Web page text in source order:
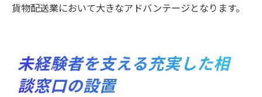
貨物配送業において大きなアドバンテージとなります。
未経験者を支える充実した相
談窓口の設置